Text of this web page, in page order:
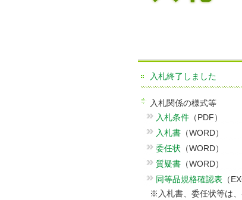
入札終了しました
入札関係の様式等
入札条件 （PDF）
入札書 （WORD）
委任状 （WORD）
質疑書 （WORD）
同等品規格確認表 （
※入札書、委任状等は